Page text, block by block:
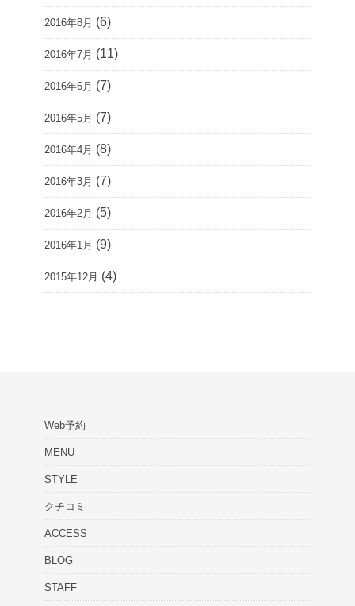
2016年8月 (6)
2016年7月 (11)
2016年6月 (7)
2016年5月 (7)
2016年4月 (8)
2016年3月 (7)
2016年2月 (5)
2016年1月 (9)
2015年12月 (4)
Web予約
MENU
STYLE
クチコミ
ACCESS
BLOG
STAFF